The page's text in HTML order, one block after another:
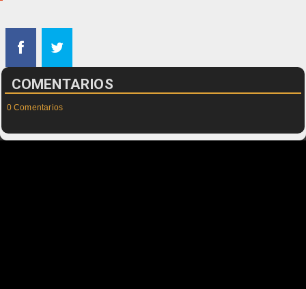
COMENTARIOS
0 Comentarios